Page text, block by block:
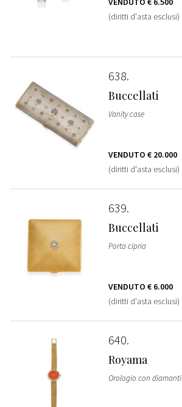
(diritti d'asta esclusi)
638
Buccellati
Vanity case
VENDUTO € 20.000
(diritti d'asta esclusi)
639
Buccellati
Porta cipria
VENDUTO € 6.000
(diritti d'asta esclusi)
640
Royama
Orologio con diamanti